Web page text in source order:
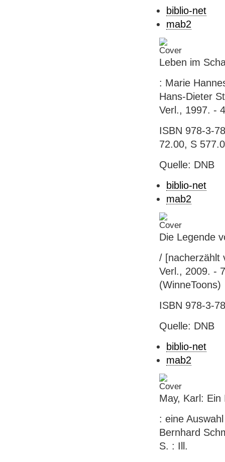
biblio-net
mab2
Leben im
: Marie
Hans-Dieter
Verl., 1997. -
ISBN 978-3-
72.00, S
Quelle: DNB
biblio-net
mab2
Die Legende
/ [nacherzählt
Verl., 2009. -
(WinneToons)
ISBN 978-3-
Quelle: DNB
biblio-net
mab2
May, Karl: Ein
: eine
Bernhard
S. : Ill.